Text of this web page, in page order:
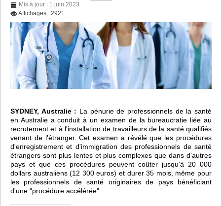
Mis à jour : 1 juin 2023
Affichages : 2921
SYDNEY, Australie : La pénurie de professionnels de la santé
en Australie a conduit à un examen de la bureaucratie liée au
recrutement et à l'installation de travailleurs de la santé qualifiés
venant de l'étranger. Cet examen a révélé que les procédures
d'enregistrement et d'immigration des professionnels de santé
étrangers sont plus lentes et plus complexes que dans d'autres
pays et que ces procédures peuvent coûter jusqu'à 20 000
dollars australiens (12 300 euros) et durer 35 mois, même pour
les professionnels de santé originaires de pays bénéficiant
d'une "procédure accélérée".